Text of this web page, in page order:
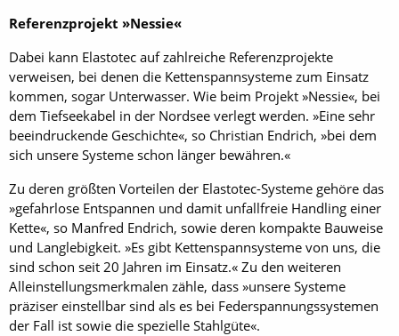
Referenzprojekt »Nessie«
Dabei kann Elastotec auf zahlreiche Referenzprojekte
verweisen, bei denen die Kettenspannsysteme zum Einsatz
kommen, sogar Unterwasser. Wie beim Projekt »Nessie«, bei
dem Tiefseekabel in der Nordsee verlegt werden. »Eine sehr
beeindruckende Geschichte«, so Christian Endrich, »bei dem
sich unsere Systeme schon länger bewähren.«
Zu deren größten Vorteilen der Elastotec-­Systeme gehöre das
»gefahrlose Entspannen und damit unfallfreie Handling einer
Kette«, so Manfred Endrich, sowie deren kompakte Bauweise
und Langlebigkeit. »Es gibt Kettenspannsysteme von uns, die
sind schon seit 20 Jahren im Einsatz.« Zu den weiteren
Alleinstellungsmerkmalen zähle, dass »unsere Systeme
präziser einstellbar sind als es bei Federspannungssystemen
der Fall ist sowie die spezielle Stahlgüte«.